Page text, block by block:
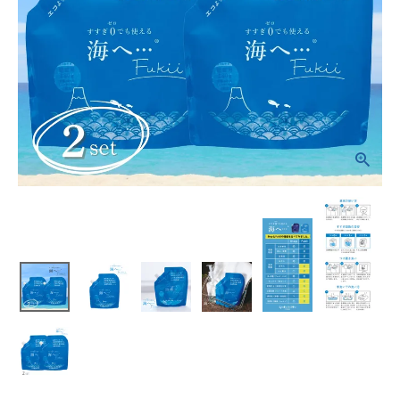
へ ・・・ Fukii
詰替 380g
5,104 (税込)
ホーム
新商品
衛生用品
日用品雑貨
フェムケア